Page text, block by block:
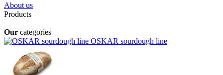
About us
Products
Our categories
OSKAR sourdough line